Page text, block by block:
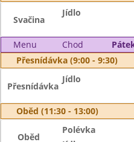
Svačina
Jídlo
Menu Chod
Přesnídávka (9:00 - 9:30)
Přesnídávka
Jídlo
Oběd (11:30 - 13:00)
Oběd
Polévka